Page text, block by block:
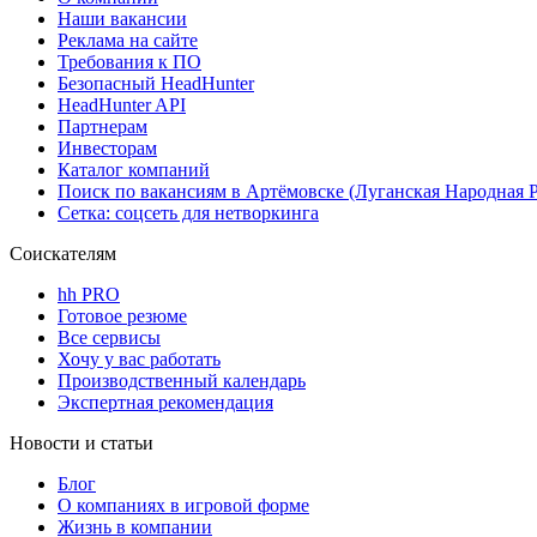
Наши вакансии
Реклама на сайте
Требования к ПО
Безопасный HeadHunter
HeadHunter API
Партнерам
Инвесторам
Каталог компаний
Поиск по вакансиям в Артёмовске (Луганская Народная
Сетка: соцсеть для нетворкинга
Соискателям
hh PRO
Готовое резюме
Все сервисы
Хочу у вас работать
Производственный календарь
Экспертная рекомендация
Новости и статьи
Блог
О компаниях в игровой форме
Жизнь в компании